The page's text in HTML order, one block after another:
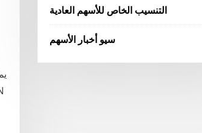
التنسيب الخاص للأسهم العادية
سيو أخبار الأسهم